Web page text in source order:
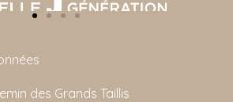
des Grands Taillis